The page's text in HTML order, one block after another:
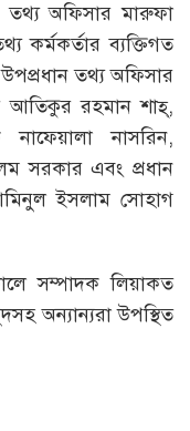
তথ্য অফিসার মারুফা
কর্মকর্তার ব্যক্তিগত
তথ্য অফিসার
আতিকুর রহমান শাহ্,
নাসরিন,
সরকার এবং প্রধান
ইসলাম সোহাগ
সম্পাদক লিয়াকত
অন্যান্যরা উপস্থিত